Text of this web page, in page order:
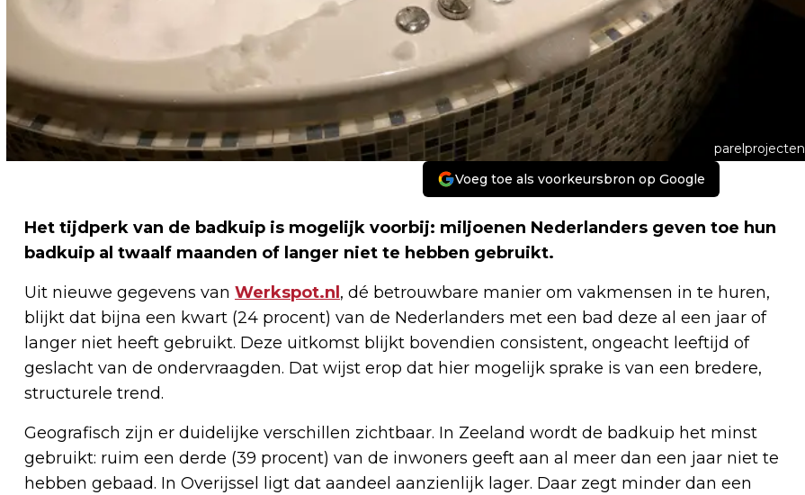
parelprojecten
Voeg toe als voorkeursbron op Google
Het tijdperk van de badkuip is mogelijk voorbij: miljoenen Nederlanders geven toe hun
badkuip al twaalf maanden of langer niet te hebben gebruikt.
Uit nieuwe gegevens van Werkspot.nl , dé betrouwbare manier om vakmensen in te huren,
blijkt dat bijna een kwart (24 procent) van de Nederlanders met een bad deze al een jaar of
langer niet heeft gebruikt. Deze uitkomst blijkt bovendien consistent, ongeacht leeftijd of
geslacht van de ondervraagden. Dat wijst erop dat hier mogelijk sprake is van een bredere,
structurele trend.
Geografisch zijn er duidelijke verschillen zichtbaar. In Zeeland wordt de badkuip het minst
gebruikt: ruim een derde (39 procent) van de inwoners geeft aan al meer dan een jaar niet te
hebben gebaad. In Overijssel ligt dat aandeel aanzienlijk lager. Daar zegt minder dan een